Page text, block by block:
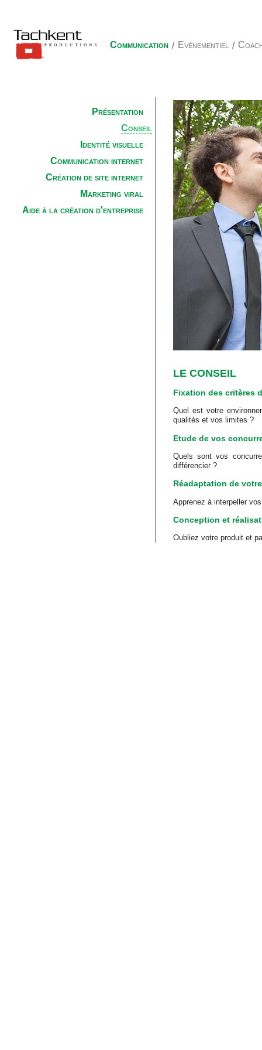
Communication / Evénementiel /
Présentation
Conseil
Identité visuelle
Communication internet
Création de site internet
Marketing viral
Aide à la création d'entreprise
LE CONSEIL
Fixation des critères
Quel est votre
qualités et vos limites ?
Etude de vos
Quels sont vos
différencier ?
Réadaptation de
Apprenez à interpeller
Conception et
Oubliez votre produit et